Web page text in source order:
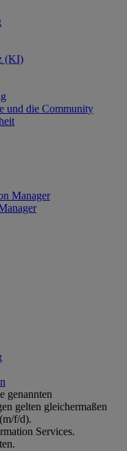
(KI)
und die Community
Manager
genannten
gelten gleichermaßen
f/d).
Services.